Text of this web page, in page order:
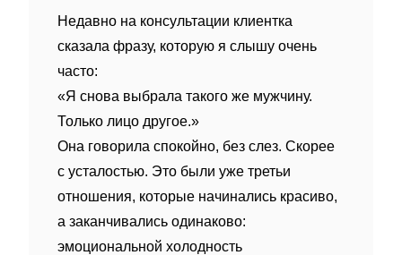
Недавно на консультации клиентка
сказала фразу, которую я слышу очень
часто:
«Я снова выбрала такого же мужчину.
Только лицо другое.»
Она говорила спокойно, без слез. Скорее
с усталостью. Это были уже третьи
отношения, которые начинались красиво,
а заканчивались одинаково:
эмоциональной холодность